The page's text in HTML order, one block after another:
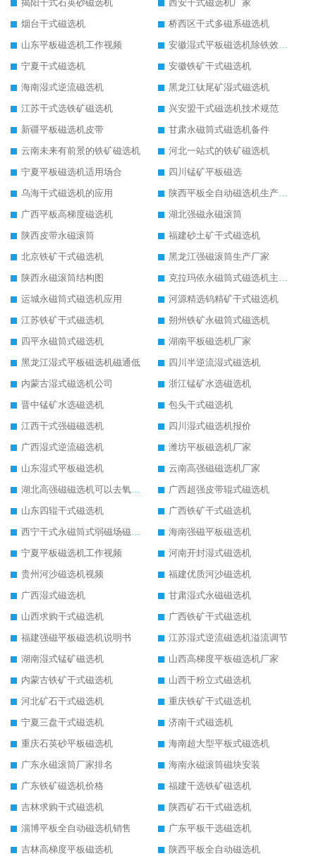
揭阳干式石英砂磁选机
西安干式磁选机厂家
烟台干式磁选机
桥西区干式多磁系磁选机
山东平板磁选机工作视频
安徽湿式平板磁选机除铁效果怎么样
宁夏干式磁选机
安徽铁矿干式磁选机
海南湿式逆流磁选机
黑龙江钛尾矿湿式磁选机
江苏干式选铁矿磁选机
兴安盟干式磁选机技术规范
新疆平板磁选机皮带
甘肃永磁筒式磁选机备件
云南未来有前景的铁矿磁选机
河北一站式的铁矿磁选机
宁夏平板磁选机适用场合
四川锰矿平板磁选
乌海干式磁选机的应用
陕西平板全自动磁选机生产厂家
广西平板高梯度磁选机
湖北强磁永磁滚筒
陕西皮带永磁滚筒
福建砂土矿干式磁选机
北京铁矿干式磁选机
黑龙江强磁滚筒生产厂家
陕西永磁滚筒结构图
克拉玛依永磁筒式磁选机主要技术参数
运城永磁筒式磁选机应用
河源精选钨精矿干式磁选机
江苏铁矿干式磁选机
朔州铁矿永磁筒式磁选机
四平永磁筒式磁选机
湖南平板磁选机厂家
黑龙江湿式平板磁选机磁通低
四川半逆流湿式磁选机
内蒙古湿式磁选机公司
浙江锰矿水选磁选机
晋中锰矿水选磁选机
包头干式磁选机
江西干式强磁磁选机
四川湿式磁选机报价
广西湿式逆流磁选机
潍坊平板磁选机厂家
山东湿式平板磁选机
云南高强磁磁选机厂家
湖北高强磁磁选机可以去氧化铝
广西超强皮带辊式磁选机
山东四辊干式磁选机
广西铁矿干式磁选机
西宁干式永磁筒式弱磁场磁选机结构图
海南强磁平板磁选机
宁夏平板磁选机工作视频
河南开封湿式磁选机
贵州河沙磁选机视频
福建优质河沙磁选机
广西湿式磁选机
甘肃湿式永磁磁选机
山西求购干式磁选机
广西铁矿干式磁选机
福建强磁平板磁选机说明书
江苏湿式逆流磁选机溢流调节
湖南湿式锰矿磁选机
山西高梯度平板磁选机厂家
内蒙古铁矿干式磁选机
山西干粉立式磁选机
河北矿石干式磁选机
重庆铁矿干式磁选机
宁夏三盘干式磁选机
济南干式磁选机
重庆石英砂平板磁选机
海南超大型平板式磁选机
广东永磁滚筒厂家排名
海南永磁滚筒磁块安装
广东铁矿磁选机价格
福建干选铁矿磁选机
吉林求购干式磁选机
陕西矿石干式磁选机
淄博平板全自动磁选机销售
广东平板干选磁选机
吉林高梯度平板磁选机
陕西平板全自动磁选机